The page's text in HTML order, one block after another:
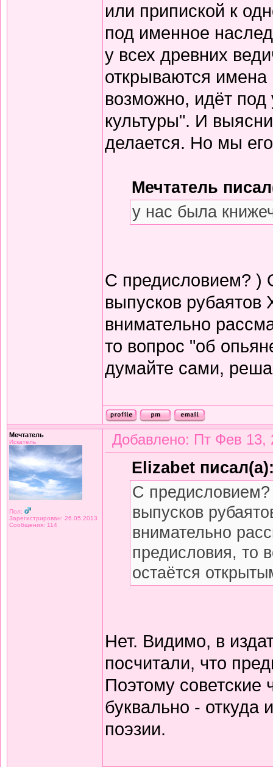
или припиской к
под именное
у всех древних
открываются имена
возможно, идёт под
культуры". И
делается. Но мы
Мечтатель
у нас была
С предисловием? )
выпусков рубаятов
внимательно
то вопрос "об
думайте сами,
Мечтатель
Искатель
Пол:
Зарегистрирован: 26.05.2013
Сообщения: 114
Добавлено: Пт Фев 13,
Elizabet
С
выпусков
внимательно
предисловия, то
остаётся
Нет. Видимо, в
посчитали, что
Поэтому советские
буквально -
поэзии.